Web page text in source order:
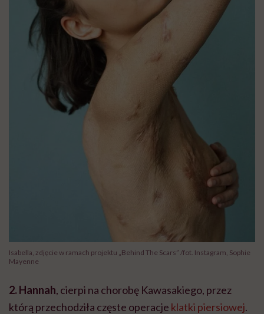
Isabella, zdjęcie w ramach projektu „Behind The Scars” /fot. Instagram, Sophie
Mayenne
2. Hannah, cierpi na chorobę Kawasakiego, przez
którą przechodziła częste operacje klatki piersiowej.